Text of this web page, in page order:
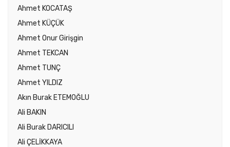
Ahmet KOCATAŞ
Ahmet KÜÇÜK
Ahmet Onur Girişgin
Ahmet TEKCAN
Ahmet TUNÇ
Ahmet YILDIZ
Akın Burak ETEMOĞLU
Ali BAKIN
Ali Burak DARICILI
Ali ÇELİKKAYA